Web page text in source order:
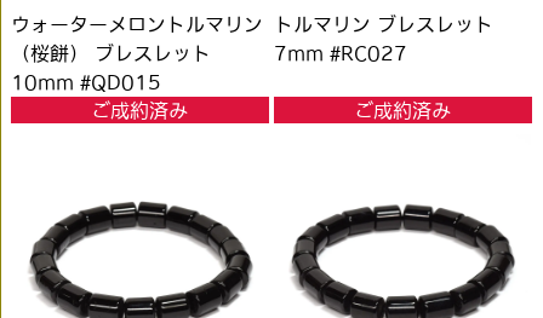
ウォーターメロントルマリン
（桜餅） ブレスレット
10mm #QD015
ご成約済み
トルマリン ブレスレット
7mm #RC027
ご成約済み